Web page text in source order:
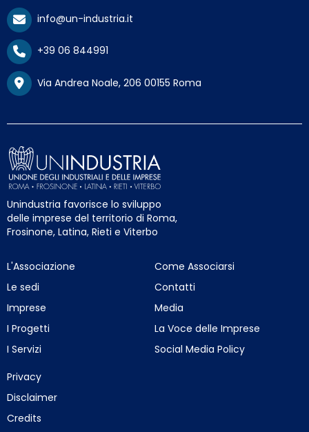
info@un-industria.it
+39 06 844991
Via Andrea Noale, 206 00155 Roma
Unindustria favorisce lo sviluppo
delle imprese del territorio di Roma,
Frosinone, Latina, Rieti e Viterbo
L'Associazione
Le sedi
Imprese
I Progetti
I Servizi
Come Associarsi
Contatti
Media
La Voce delle Imprese
Social Media Policy
Privacy
Disclaimer
Credits